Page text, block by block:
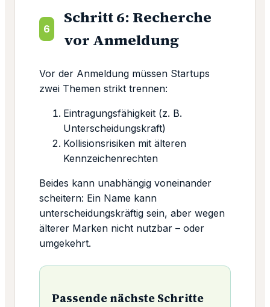
6
Schritt 6: Recherche
vor Anmeldung
Vor der Anmeldung müssen Startups
zwei Themen strikt trennen:
Eintragungsfähigkeit (z. B.
Unterscheidungskraft)
Kollisionsrisiken mit älteren
Kennzeichenrechten
Beides kann unabhängig voneinander
scheitern: Ein Name kann
unterscheidungskräftig sein, aber wegen
älterer Marken nicht nutzbar – oder
umgekehrt.
Passende nächste Schritte